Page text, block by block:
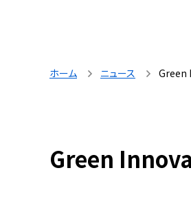
ホーム ニュース Green
Green